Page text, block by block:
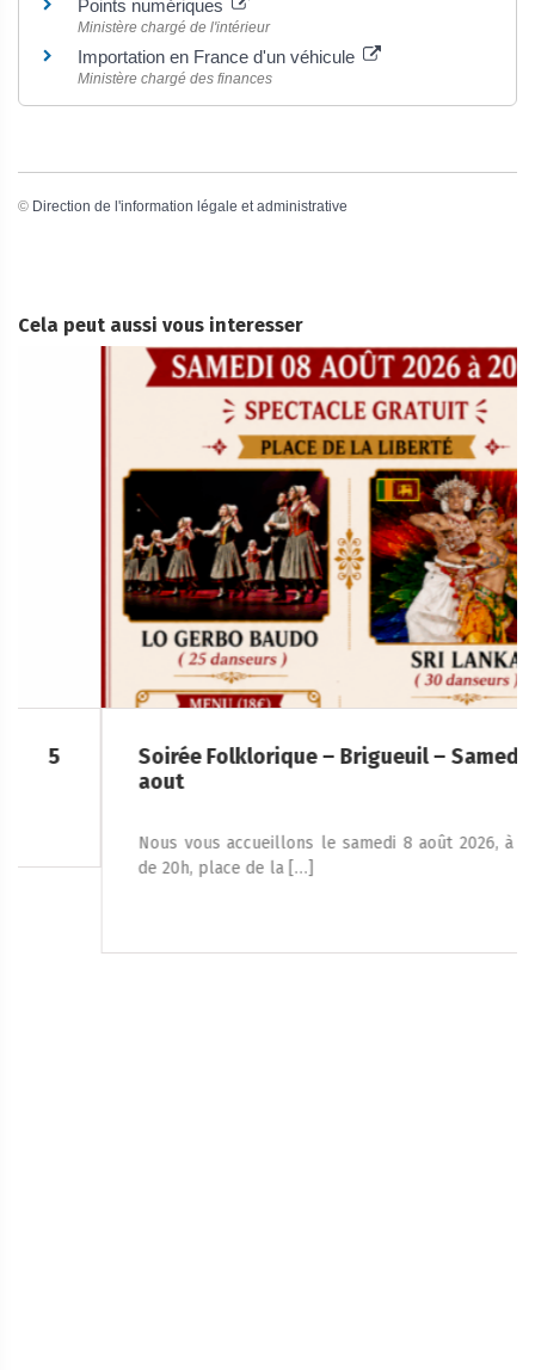
Points numériques
Ministère chargé de l'intérieur
Importation en France d'un véhicule
Ministère chargé des finances
© Direction de l'information légale et administrative
Cela peut aussi vous interesser
Soirée Folklorique – Brigueuil – Samedi 08
Nous vous accueillons le samedi 8 août 2026, à partir
de 20h, place de la […]